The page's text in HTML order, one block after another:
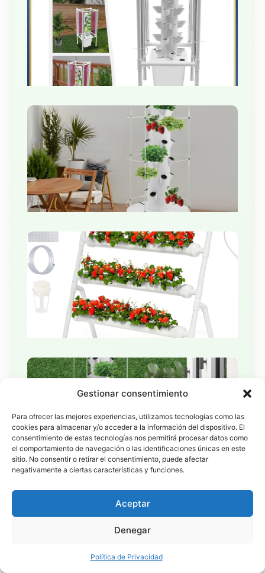
Gestionar consentimiento
Para ofrecer las mejores experiencias, utilizamos tecnologías como las
cookies para almacenar y/o acceder a la información del dispositivo. El
consentimiento de estas tecnologías nos permitirá procesar datos como
el comportamiento de navegación o las identificaciones únicas en este
sitio. No consentir o retirar el consentimiento, puede afectar
negativamente a ciertas características y funciones.
Aceptar
Denegar
Política de Privacidad